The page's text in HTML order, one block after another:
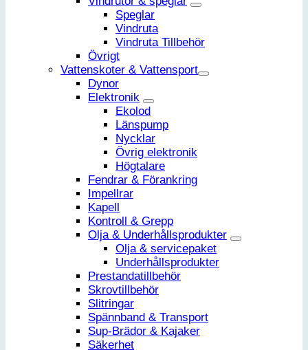
Speglar
Vindruta
Vindruta Tillbehör
Övrigt
Vattenskoter & Vattensport
Dynor
Elektronik
Ekolod
Länspump
Nycklar
Övrig elektronik
Högtalare
Fendrar & Förankring
Impellrar
Kapell
Kontroll & Grepp
Olja & Underhållsprodukter
Olja & servicepaket
Underhållsprodukter
Prestandatillbehör
Skrovtillbehör
Slitringar
Spännband & Transport
Sup-Brädor & Kajaker
Säkerhet